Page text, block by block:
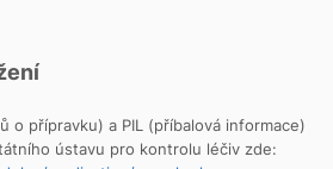
o přípravku) a PIL (příbalová informace)
ústavu pro kontrolu léčiv zde: